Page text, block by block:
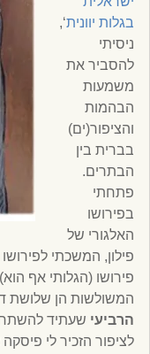
בגלות יוונית‘,
ניסיתי
להסביר את
משמעות
הבהמות
והציפור(ים)
בברית בין
הבתרים.
פתחתי
בפירושו
האלגורי של
פילון, המשכתי
פירושו (הגלותי אף
המשולשות הן שלושת
הרביעי שעתיד
לציפור הזכיר לי